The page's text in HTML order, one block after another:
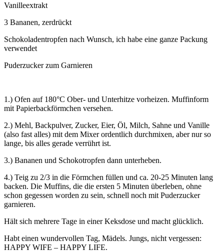
Vanilleextrakt
3 Bananen, zerdrückt
Schokoladentropfen nach Wunsch, ich habe eine ganze Packung
verwendet
Puderzucker zum Garnieren
1.) Ofen auf 180°C Ober- und Unterhitze vorheizen. Muffinform
mit Papierbackförmchen versehen.
2.) Mehl, Backpulver, Zucker, Eier, Öl, Milch, Sahne und Vanille
(also fast alles) mit dem Mixer ordentlich durchmixen, aber nur so
lange, bis alles gerade verrührt ist.
3.) Bananen und Schokotropfen dann unterheben.
4.) Teig zu 2/3 in die Förmchen füllen und ca. 20-25 Minuten lang
backen. Die Muffins, die die ersten 5 Minuten überleben, ohne
schon gegessen worden zu sein, schnell noch mit Puderzucker
garnieren.
Hält sich mehrere Tage in einer Keksdose und macht glücklich.
Habt einen wundervollen Tag, Mädels. Jungs, nicht vergessen:
HAPPY WIFE – HAPPY LIFE.